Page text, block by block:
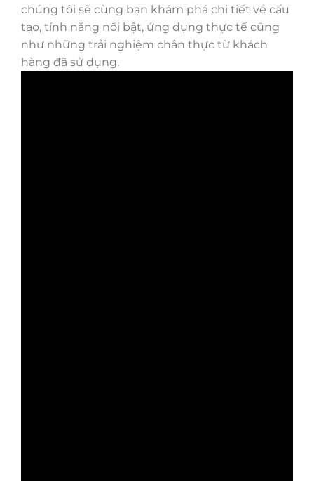
chúng tôi sẽ cùng bạn khám phá chi tiết về cấu
tạo, tính năng nổi bật, ứng dụng thực tế cũng
như những trải nghiệm chân thực từ khách
hàng đã sử dụng.